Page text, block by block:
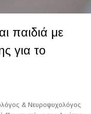
παιδιά με
για το
& Νευροψυχολόγος